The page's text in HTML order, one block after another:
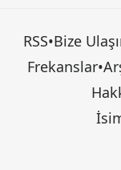
RSS•Bize
Frekanslar•